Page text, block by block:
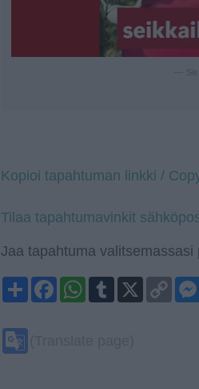
Kopioi tapahtuman linkki /
Tilaa tapahtumavinkit
Jaa tapahtuma
ShareFacebookWhatsApp
Tumblr
X
Link